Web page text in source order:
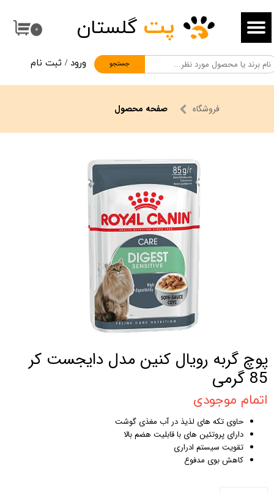
۰
جستجو
پت گلستان
ورود / ثبت نام
حساب کاربری من
تغییر گذر واژه
سفارشات
خروج از حساب کاربری
فروشگاه صفحه محصول
پوچ گربه رویال کنین مدل دایجست کر
85 گرمی
اتمام موجودی
حاوی تکه های لذیذ در آب مغذی گوشت
دارای پروتئین های با قابلیت هضم بالا
تقویت سیستم ادراری
کاهش بوی مدفوع